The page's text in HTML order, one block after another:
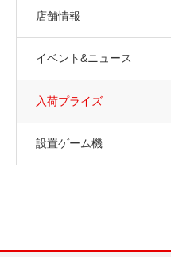
店舗情報
イベント&ニュース
入荷プライズ
設置ゲーム機